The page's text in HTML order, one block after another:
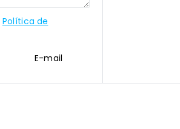
Política de
E-mail